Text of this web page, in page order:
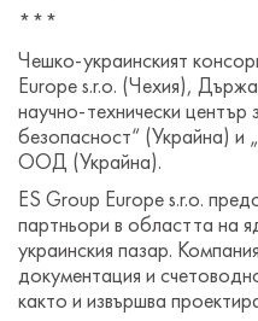
***
Чешко-украинският
Europe s.r.o. (Чехия),
научно-технически
безопасност“ (Украйна) и
ООД (Украйна).
ES Group Europe s.r.o.
партньори в областта на
украинския пазар.
документация и
както и извършва